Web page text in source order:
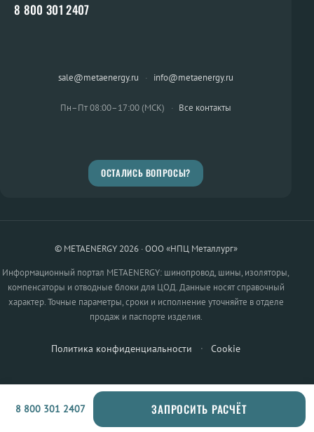
8 800 301 2407
sale@metaenergy.ru · info@metaenergy.ru
Пн–Пт 08:00–17:00 (МСК) · Все контакты
ОСТАЛИСЬ ВОПРОСЫ?
© METAENERGY 2026 · ООО «НПЦ Металлург»
Информационный портал METAENERGY: шинопровод, шины, изоляторы,
компенсаторы и отводные блоки для ЦОД. Данные носят справочный
характер. Точные параметры, сроки и исполнение уточняйте в отделе
продаж и паспорте изделия.
Политика конфиденциальности · Cookie
8 800 301 2407 ЗАПРОСИТЬ РАСЧЁТ